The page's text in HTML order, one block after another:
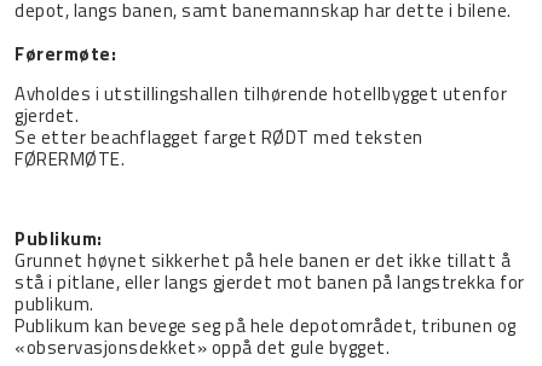
depot, langs banen, samt banemannskap har dette i bilene.
Førermøte:
Avholdes i utstillingshallen tilhørende hotellbygget utenfor
gjerdet.
Se etter beachflagget farget RØDT med teksten
FØRERMØTE.
Publikum:
Grunnet høynet sikkerhet på hele banen er det ikke tillatt å
stå i pitlane, eller langs gjerdet mot banen på langstrekka for
publikum.
Publikum kan bevege seg på hele depotområdet, tribunen og
«observasjonsdekket» oppå det gule bygget.